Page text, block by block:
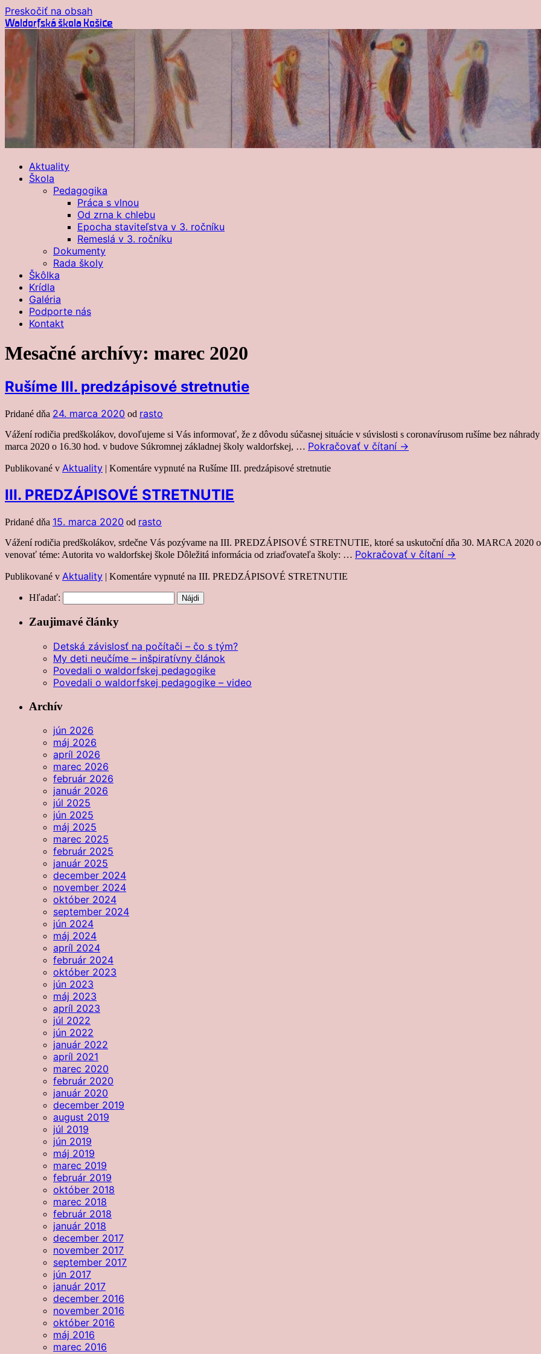
Preskočiť na obsah
Waldorfská škola Košice
Aktuality
Škola
Pedagogika
Práca s vlnou
Od zrna k chlebu
Epocha staviteľstva v 3. ročníku
Remeslá v 3. ročníku
Dokumenty
Rada školy
Škôlka
Krídla
Galéria
Podporte nás
Kontakt
Mesačné archívy: marec 2020
Rušíme III. predzápisové stretnutie
Pridané dňa 24. marca 2020 od rasto
Vážení rodičia predškolákov, dovoľujeme si Vás informovať, že z dôvodu súčasnej situácie v súvislosti s coronavírusom rušíme bez
marca 2020 o 16.30 hod. v budove Súkromnej základnej školy waldorfskej, … Pokračovať v čítaní →
Publikované v Aktuality | Komentáre vypnuté na Rušíme III. predzápisové stretnutie
III. PREDZÁPISOVÉ STRETNUTIE
Pridané dňa 15. marca 2020 od rasto
Vážení rodičia predškolákov, srdečne Vás pozývame na III. PREDZÁPISOVÉ STRETNUTIE, ktoré sa uskutoční dňa 30. MARCA 2020
venovať téme: Autorita vo waldorfskej škole Dôležitá informácia od zriaďovateľa školy: … Pokračovať v čítaní →
Publikované v Aktuality | Komentáre vypnuté na III. PREDZÁPISOVÉ STRETNUTIE
Hľadať:
Zaujimavé články
Detská závislosť na počítači – čo s tým?
My deti neučíme – inšpiratívny článok
Povedali o waldorfskej pedagogike
Povedali o waldorfskej pedagogike – video
Archív
jún 2026
máj 2026
apríl 2026
marec 2026
február 2026
január 2026
júl 2025
jún 2025
máj 2025
marec 2025
február 2025
január 2025
december 2024
november 2024
október 2024
september 2024
jún 2024
máj 2024
apríl 2024
február 2024
október 2023
jún 2023
máj 2023
apríl 2023
júl 2022
jún 2022
január 2022
apríl 2021
marec 2020
február 2020
január 2020
december 2019
august 2019
júl 2019
jún 2019
máj 2019
marec 2019
február 2019
október 2018
marec 2018
február 2018
január 2018
december 2017
november 2017
september 2017
jún 2017
január 2017
december 2016
november 2016
október 2016
máj 2016
marec 2016